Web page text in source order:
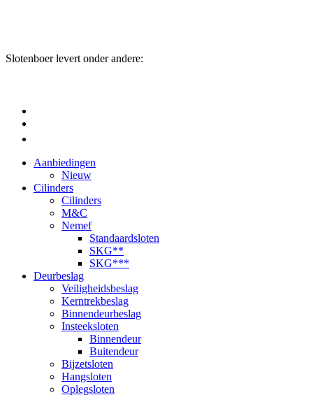
Slotenboer levert onder andere:
Aanbiedingen
Nieuw
Cilinders
Cilinders
M&C
Nemef
Standaardsloten
SKG**
SKG***
Deurbeslag
Veiligheidsbeslag
Kerntrekbeslag
Binnendeurbeslag
Insteeksloten
Binnendeur
Buitendeur
Bijzetsloten
Hangsloten
Oplegsloten